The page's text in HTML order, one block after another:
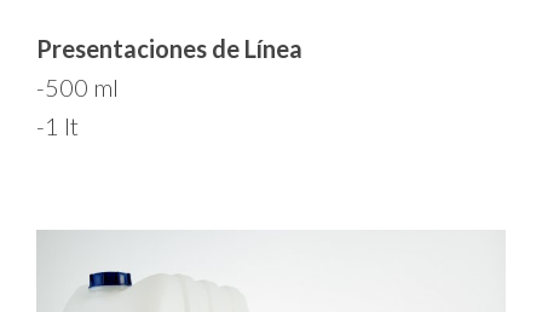
Presentaciones de Línea
-500 ml
-1 lt